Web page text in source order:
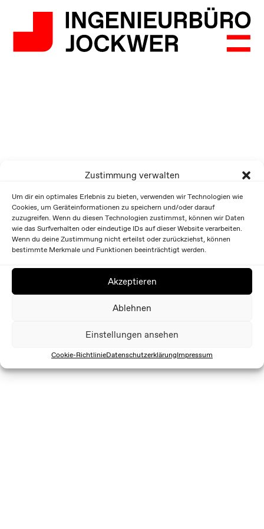
Zustimmung verwalten
Um dir ein optimales Erlebnis zu bieten, verwenden wir Technologien wie
Cookies, um Geräteinformationen zu speichern und/oder darauf
zuzugreifen. Wenn du diesen Technologien zustimmst, können wir Daten
wie das Surfverhalten oder eindeutige IDs auf dieser Website verarbeiten.
Wenn du deine Zustimmung nicht erteilst oder zurückziehst, können
bestimmte Merkmale und Funktionen beeinträchtigt werden.
Akzeptieren
Ablehnen
Einstellungen ansehen
Cookie-RichtlinieDatenschutzerklärungImpressum